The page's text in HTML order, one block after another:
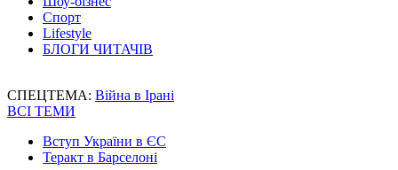
Спорт
Lifestyle
БЛОГИ ЧИТАЧІВ
СПЕЦТЕМА: Війна в Ірані
ВСІ ТЕМИ
Вступ України в ЄС
Теракт в Барселоні